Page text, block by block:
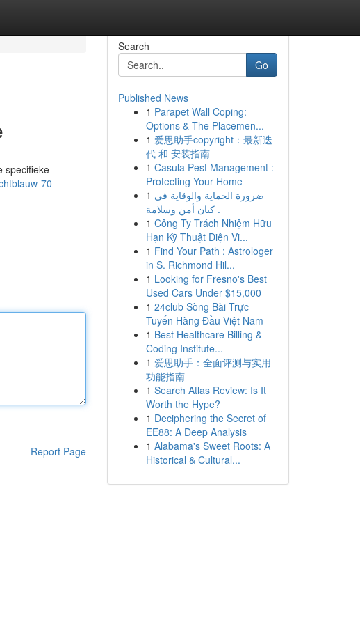
specifieke
70-
Report Page
Search
Go
Published News
1 Parapet Wall Coping:
Options & The Placemen...
1 爱思助手copyright：最新迭
代 和 安装指南
1 Casula Pest Management :
Protecting Your Home
1 ضرورة الحماية والوقاية في
كيان أمن وسلامة .
1 Công Ty Trách Nhiệm Hữu
Hạn Kỹ Thuật Điện Vi...
1 Find Your Path : Astrologer
in S. Richmond Hil...
1 Looking for Fresno's Best
Used Cars Under $15,000
1 24club Sòng Bài Trực
Tuyến Hàng Đầu Việt Nam
1 Best Healthcare Billing &
Coding Institute...
1 爱思助手：全面评测与实用
功能指南
1 Search Atlas Review: Is It
Worth the Hype?
1 Deciphering the Secret of
EE88: A Deep Analysis
1 Alabama's Sweet Roots: A
Historical & Cultural...